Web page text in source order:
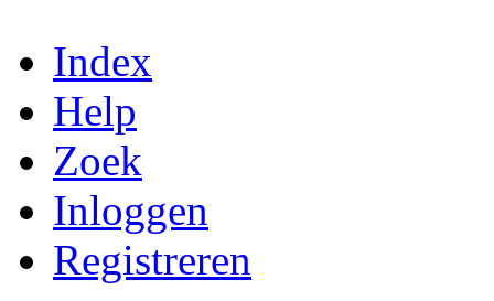
Index
Help
Zoek
Inloggen
Registreren